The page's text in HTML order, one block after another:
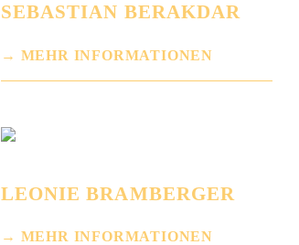
SEBASTIAN BERAKDAR
MEHR INFORMATIONEN
LEONIE BRAMBERGER
MEHR INFORMATIONEN